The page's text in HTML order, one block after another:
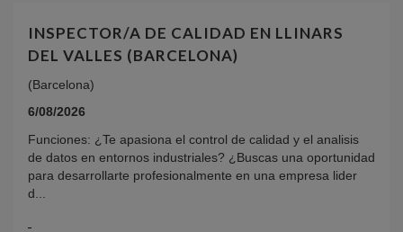
INSPECTOR/A DE CALIDAD EN LLINARS
DEL VALLES (BARCELONA)
(Barcelona)
6/08/2026
Funciones: ¿Te apasiona el control de calidad y el analisis
de datos en entornos industriales? ¿Buscas una oportunidad
para desarrollarte profesionalmente en una empresa lider
d...